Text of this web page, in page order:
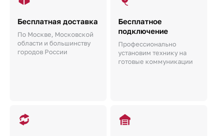
Бесплатная доставка
По Москве, Московской
области и большинству
городов России
Бесплатное
подключение
Профессионально
установим технику на
готовые коммуникации